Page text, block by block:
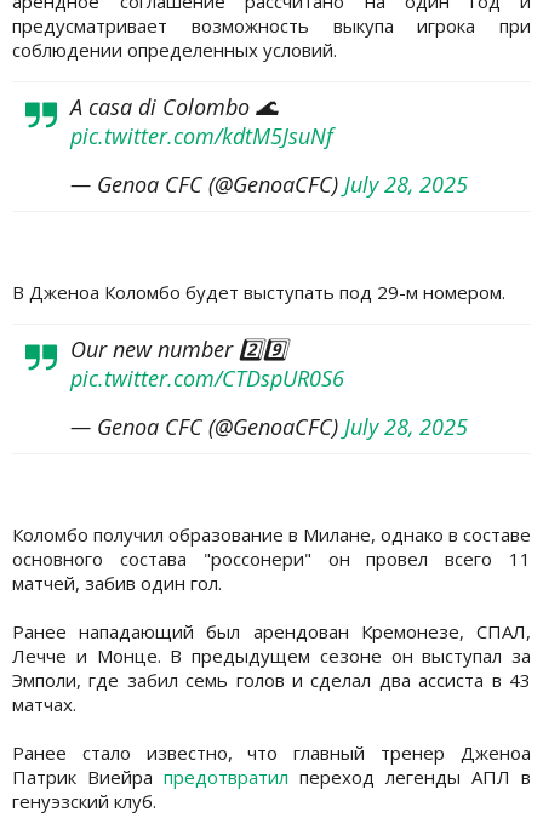
предусматривает возможность выкупа игрока при
соблюдении определенных условий.
A casa di Colombo 🌊
pic.twitter.com/kdtM5JsuNf
— Genoa CFC (@GenoaCFC) July 28, 2025
В Дженоа Коломбо будет выступать под 29-м номером.
Our new number 2️⃣9️⃣
pic.twitter.com/CTDspUR0S6
— Genoa CFC (@GenoaCFC) July 28, 2025
Коломбо получил образование в Милане, однако в составе
основного состава "россонери" он провел всего 11
матчей, забив один гол.
Ранее нападающий был арендован Кремонезе, СПАЛ,
Лечче и Монце. В предыдущем сезоне он выступал за
Эмполи, где забил семь голов и сделал два ассиста в 43
матчах.
Ранее стало известно, что главный тренер Дженоа
Патрик Виейра предотвратил переход легенды АПЛ в
генуэзский клуб.